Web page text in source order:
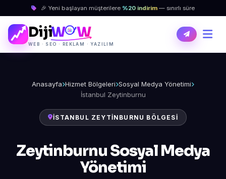
🎉 Yeni başlayan müşterilere %20 indirim — sınırlı süre
DijiW W
WEB · SEO · REKLAM · YAZILIM
Anasayfa Hizmet Bölgeleri Sosyal Medya Yönetimi
İstanbul Zeytinburnu
İSTANBUL ZEYTINBURNU BÖLGESI
Zeytinburnu Sosyal Medya
Yönetimi